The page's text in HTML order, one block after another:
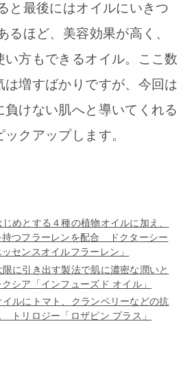
と最後にはオイルにいきつ
るほど、美容効果が高く、
い方もできるオイル。ここ数
は増すばかりですが、今回は
けない肌へと導いてくれる
クアップします。
めとする４種の植物オイルに加え、
持つフラーレンを配合 ドクターシー
センスオイルフラーレン」
に引き出す製法で肌に濃密な潤いと
シア「インフューズド オイル」
イルにトマト、クランベリーなどの抗
トリロジー「ロザピン プラス」